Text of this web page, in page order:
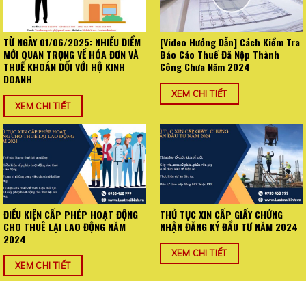
TỪ NGÀY 01/06/2025: NHIỀU ĐIỂM
MỚI QUAN TRỌNG VỀ HÓA ĐƠN VÀ
THUẾ KHOÁN ĐỐI VỚI HỘ KINH
DOANH
XEM CHI TIẾT
[Video Hướng Dẫn] Cách Kiểm Tra
Báo Cáo Thuế Đã Nộp Thành
Công Chưa Năm 2024
XEM CHI TIẾT
ĐIỀU KIỆN CẤP PHÉP HOẠT ĐỘNG
CHO THUÊ LẠI LAO ĐỘNG NĂM
2024
XEM CHI TIẾT
THỦ TỤC XIN CẤP GIẤY CHỨNG
NHẬN ĐĂNG KÝ ĐẦU TƯ NĂM 2024
XEM CHI TIẾT